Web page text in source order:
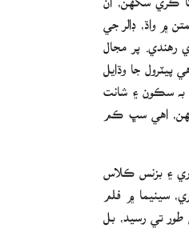
۾ واڌ، ڊالر جي
رهندي. پر مجال
جا وڌايل
به سڪون ۽ شانت
اهي سڀ ڪم
۽ بزنس ڪلاس
سينيما ۾ فلم
تي رسيد، بل